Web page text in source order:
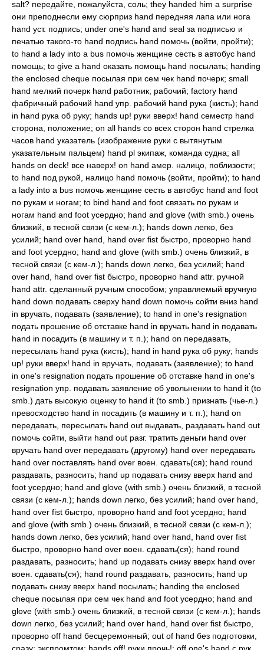
salt? передайте, пожалуйста, соль; they handed him a surprise
они преподнесли ему сюрприз hand передняя лапа или нога
hand уст. подпись; under one's hand and seal за подписью и
печатью такого-то hand подпись hand помочь (войти, пройти);
to hand a lady into a bus помочь женщине сесть в автобус hand
помощь; to give a hand оказать помощь hand посылать; handing
the enclosed cheque посылая при сем чек hand почерк; small
hand мелкий почерк hand работник; рабочий; factory hand
фабричный рабочий hand упр. рабочий hand рука (кисть); hand
in hand рука об руку; hands up! руки вверх! hand семестр hand
сторона, положение; on all hands со всех сторон hand стрелка
часов hand указатель (изображение руки с вытянутым
указательным пальцем) hand pl экипаж, команда судна; all
hands on deck! все наверх! on hand амер. налицо, поблизости;
to hand под рукой, налицо hand помочь (войти, пройти); to hand
a lady into a bus помочь женщине сесть в автобус hand and foot
по рукам и ногам; to bind hand and foot связать по рукам и
ногам hand and foot усердно; hand and glove (with smb.) очень
близкий, в тесной связи (с кем-л.); hands down легко, без
усилий; hand over hand, hand over fist быстро, проворно hand
and foot усердно; hand and glove (with smb.) очень близкий, в
тесной связи (с кем-л.); hands down легко, без усилий; hand
over hand, hand over fist быстро, проворно hand attr. ручной
hand attr. сделанный ручным способом; управляемый вручную
hand down подавать сверху hand down помочь сойти вниз hand
in вручать, подавать (заявление); to hand in one's resignation
подать прошение об отставке hand in вручать hand in подавать
hand in посадить (в машину и т. п.); hand on передавать,
пересылать hand рука (кисть); hand in hand рука об руку; hands
up! руки вверх! hand in вручать, подавать (заявление); to hand
in one's resignation подать прошение об отставке hand in one's
resignation упр. подавать заявление об увольнении to hand it (to
smb.) дать высокую оценку to hand it (to smb.) признать (чье-л.)
превосходство hand in посадить (в машину и т. п.); hand on
передавать, пересылать hand out выдавать, раздавать hand out
помочь сойти, выйти hand out разг. тратить деньги hand over
вручать hand over передавать (другому) hand over передавать
hand over поставлять hand over воен. сдавать(ся); hand round
раздавать, разносить; hand up подавать снизу вверх hand and
foot усердно; hand and glove (with smb.) очень близкий, в тесной
связи (с кем-л.); hands down легко, без усилий; hand over hand,
hand over fist быстро, проворно hand and foot усердно; hand
and glove (with smb.) очень близкий, в тесной связи (с кем-л.);
hands down легко, без усилий; hand over hand, hand over fist
быстро, проворно hand over воен. сдавать(ся); hand round
раздавать, разносить; hand up подавать снизу вверх hand over
воен. сдавать(ся); hand round раздавать, разносить; hand up
подавать снизу вверх hand посылать; handing the enclosed
cheque посылая при сем чек hand and foot усердно; hand and
glove (with smb.) очень близкий, в тесной связи (с кем-л.); hands
down легко, без усилий; hand over hand, hand over fist быстро,
проворно off hand бесцеремонный; out of hand без подготовки,